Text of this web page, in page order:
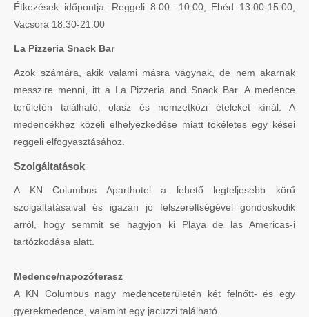
Étkezések időpontja: Reggeli 8:00 -10:00, Ebéd 13:00-15:00,
Vacsora 18:30-21:00
La Pizzeria Snack Bar
Azok számára, akik valami másra vágynak, de nem akarnak
messzire menni, itt a La Pizzeria and Snack Bar. A medence
területén található, olasz és nemzetközi ételeket kínál. A
medencékhez közeli elhelyezkedése miatt tökéletes egy kései
reggeli elfogyasztásához.
Szolgáltatások
A KN Columbus Aparthotel a lehető legteljesebb körű
szolgáltatásaival és igazán jó felszereltségével gondoskodik
arról, hogy semmit se hagyjon ki Playa de las Americas-i
tartózkodása alatt.
Medence/napozóterasz
A KN Columbus nagy medenceterületén két felnőtt- és egy
gyerekmedence, valamint egy jacuzzi található.